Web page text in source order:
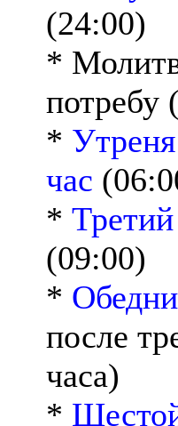
(24:00)
*
потребу
*
час
*
(09:00)
*
после
часа)
*